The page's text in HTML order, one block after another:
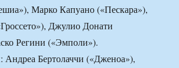
Марко Капуано («Пескара»),
Джулио Донати
Регини («Эмполи»).
Бертолаччи («Дженоа»),